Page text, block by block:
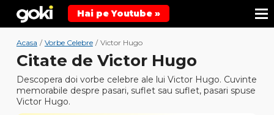
Hai pe Youtube »
Acasa / Vorbe Celebre / Victor Hugo
Citate de Victor Hugo
Descopera doi vorbe celebre ale lui Victor Hugo. Cuvinte
memorabile despre pasari, suflet sau suflet, pasari spuse
Victor Hugo.